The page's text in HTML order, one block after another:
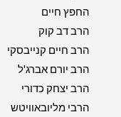
החפץ חיים
הרב דב קוק
הרב חיים קנייבסקי
הרב יורם אברג'ל
הרב יצחק כדורי
הרבי מליובאוויטש